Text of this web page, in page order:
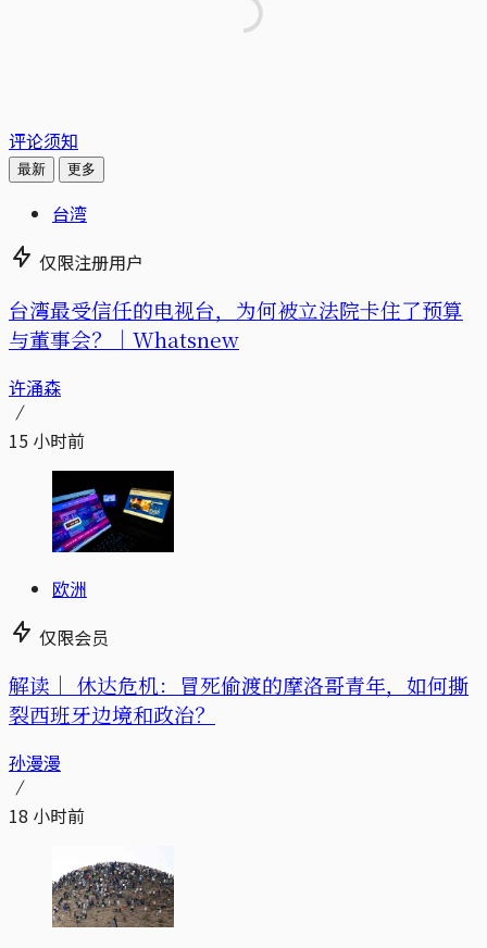
评论须知
最新 更多
台湾
仅限注册用户
台湾最受信任的电视台，为何被立法院卡住了预算
与董事会？｜Whatsnew
许涌森
15 小时前
欧洲
仅限会员
解读｜ 休达危机：冒死偷渡的摩洛哥青年，如何撕
裂西班牙边境和政治？
孙漫漫
18 小时前